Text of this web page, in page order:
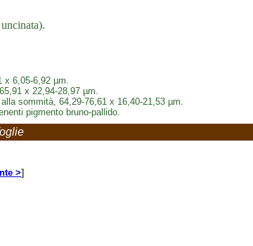
x 6,05-6,92 µm.
x 22,94-28,97 µm.
sommità, 64,29-76,61 x 16,40-21,53 µm.
pigmento bruno-pallido.
>]